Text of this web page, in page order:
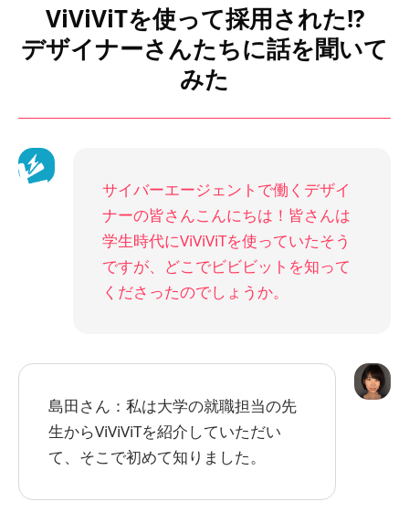
ViViViTを使って採用された!?
デザイナーさんたちに話を聞いて
みた
サイバーエージェントで働くデザイ
ナーの皆さんこんにちは！皆さんは
学生時代にViViViTを使っていたそう
ですが、どこでビビビットを知って
くださったのでしょうか。
島田さん：私は大学の就職担当の先
生からViViViTを紹介していただい
て、そこで初めて知りました。